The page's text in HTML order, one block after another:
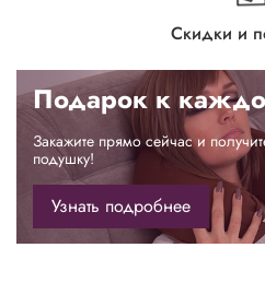
Скидки и
Подарок к
Закажите прямо сейчас и
подушку!
Узнать подробнее